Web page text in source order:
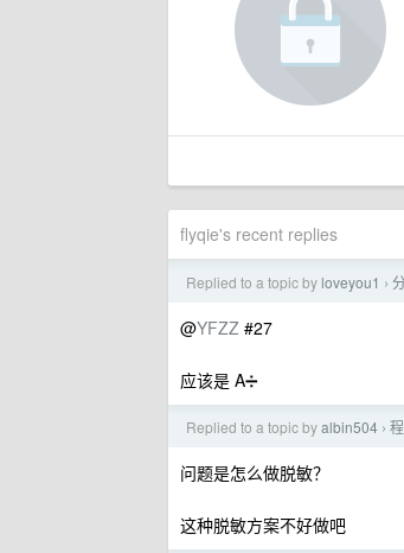
flyqie's recent replies
Replied to a topic by loveyou1 ›
@YFZZ #27
应该是 A➗
Replied to a topic byalbin504 ›
问题是怎么做脱敏？
这种脱敏方案不好做吧